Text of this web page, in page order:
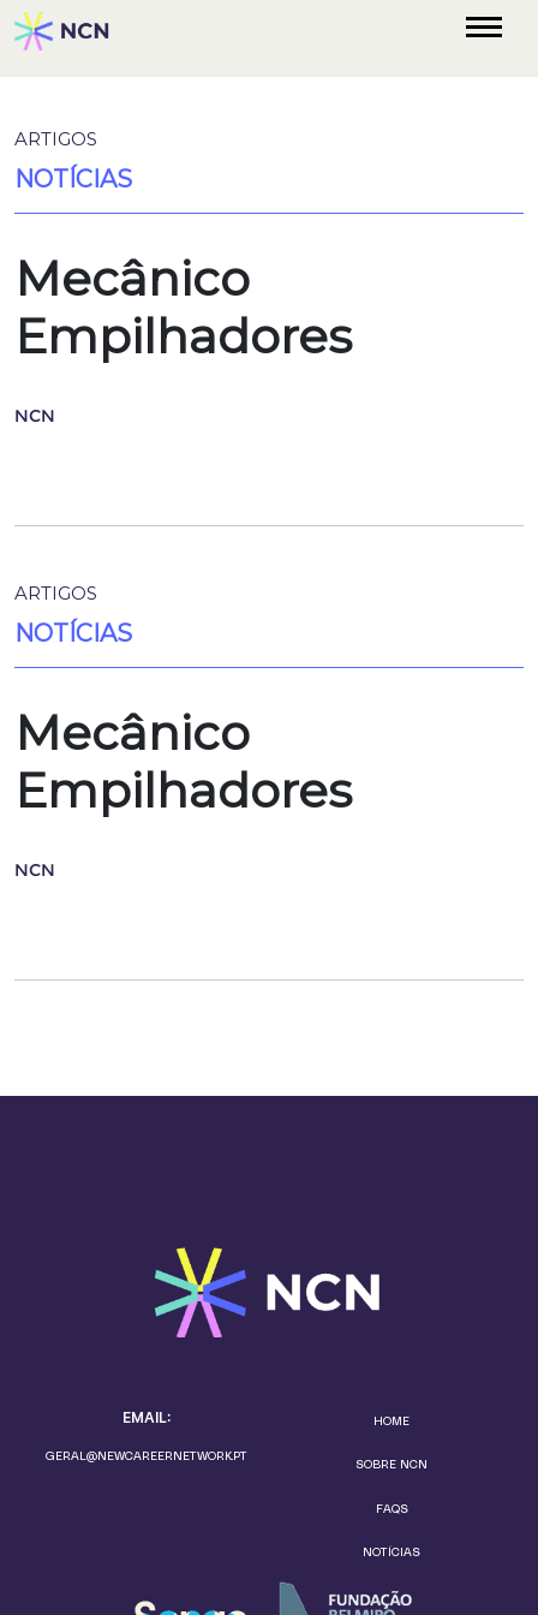
ARTIGOS
NOTÍCIAS
Mecânico
Empilhadores
NCN
ARTIGOS
NOTÍCIAS
Mecânico
Empilhadores
NCN
EMAIL:
GERAL@NEWCAREERNETWORK.PT
HOME
SOBRE NCN
FAQS
NOTÍCIAS